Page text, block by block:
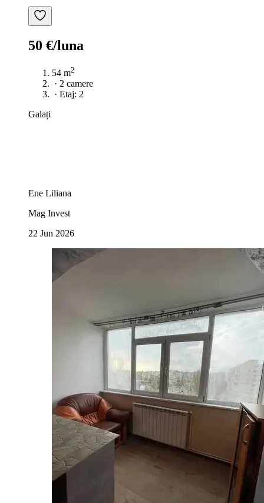
50 €/luna
54 m2
· 2 camere
· Etaj: 2
Galați
Ene Liliana
Mag Invest
22 Jun 2026